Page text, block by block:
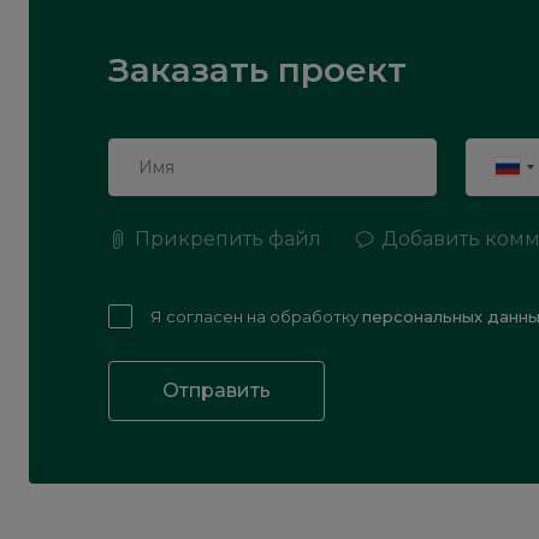
Заказать проект
Прикрепить файл Добавить
Я согласен на обработкуперсональных
Отправить